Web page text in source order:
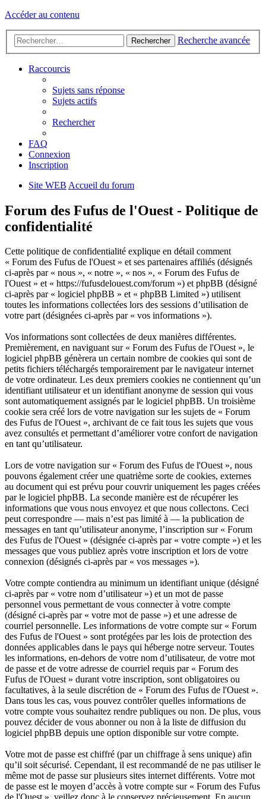
Accéder au contenu
Rechercher Recherche avancée
Raccourcis
Sujets sans réponse
Sujets actifs
Rechercher
FAQ
Connexion
Inscription
Site WEB Accueil du forum
Forum des Fufus de l'Ouest - Politique de
confidentialité
Cette politique de confidentialité explique en détail comment
« Forum des Fufus de l'Ouest » et ses partenaires affiliés (désignés
ci-après par « nous », « notre », « nos », « Forum des Fufus de
l'Ouest » et « https://fufusdelouest.com/forum ») et phpBB (désigné
ci-après par « logiciel phpBB » et « phpBB Limited ») utilisent
toutes les informations collectées lors des sessions d’utilisation de
votre part (désignées ci-après par « vos informations »).
Vos informations sont collectées de deux manières différentes.
Premièrement, en naviguant sur « Forum des Fufus de l'Ouest », le
logiciel phpBB génèrera un certain nombre de cookies qui sont de
petits fichiers téléchargés temporairement par le navigateur internet
de votre ordinateur. Les deux premiers cookies ne contiennent qu’un
identifiant utilisateur et un identifiant anonyme de session qui vous
sont automatiquement assignés par le logiciel phpBB. Un troisième
cookie sera créé lors de votre navigation sur les sujets de « Forum
des Fufus de l'Ouest », archivant de ce fait tous les sujets que vous
avez consultés et permettant d’améliorer votre confort de navigation
en tant qu’utilisateur.
Lors de votre navigation sur « Forum des Fufus de l'Ouest », nous
pouvons également créer une quatrième sorte de cookies, externes
au document qui est prévu pour couvrir uniquement les pages créées
par le logiciel phpBB. La seconde manière est de récupérer les
informations que vous nous envoyez et que nous collectons. Ceci
peut correspondre — mais n’est pas limité à — la publication de
messages en tant qu’utilisateur anonyme, l’inscription sur « Forum
des Fufus de l'Ouest » (désignée ci-après par « votre compte ») et les
messages que vous publiez après votre inscription et lors de votre
connexion (désignés ci-après par « vos messages »).
Votre compte contiendra au minimum un identifiant unique (désigné
ci-après par « votre nom d’utilisateur ») et un mot de passe
personnel vous permettant de vous connecter à votre compte
(désigné ci-après par « votre mot de passe ») et une adresse de
courriel personnelle. Les informations de votre compte sur « Forum
des Fufus de l'Ouest » sont protégées par les lois de protection des
données applicables dans le pays qui héberge notre serveur. Toutes
les informations, en-dehors de votre nom d’utilisateur, de votre mot
de passe et de votre adresse de courriel requis par « Forum des
Fufus de l'Ouest » durant votre inscription, sont obligatoires ou
facultatives, à la seule discrétion de « Forum des Fufus de l'Ouest ».
Dans tous les cas, vous pouvez contrôler quelles informations de
votre compte vous souhaitez rendre publiques ou non. De plus, vous
pouvez décider de vous abonner ou non à la liste de diffusion du
logiciel phpBB depuis une option disponible sur votre compte.
Votre mot de passe est chiffré (par un chiffrage à sens unique) afin
qu’il soit sécurisé. Cependant, il est recommandé de ne pas utiliser le
même mot de passe sur plusieurs sites internet différents. Votre mot
de passe est le moyen d’accès à votre compte sur « Forum des Fufus